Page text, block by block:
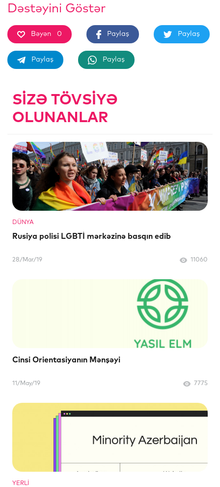
Dəstəyini Göstər
Bəyən 0 Paylaş Paylaş
Paylaş Paylaş
SIZƏ TÖVSIYƏ
OLUNANLAR
DÜNYA
Rusiya polisi LGBTİ mərkəzinə basqın edib
28/Mar/19 11060
Cinsi Orientasiyanın Mənşəyi
11/May/19 7775
YERLI